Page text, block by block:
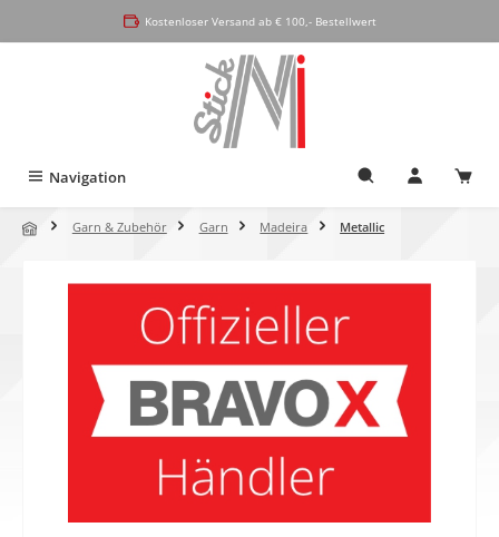
Kostenloser Versand ab € 100,- Bestellwert
Navigation
Garn & Zubehör Garn Madeira Metallic